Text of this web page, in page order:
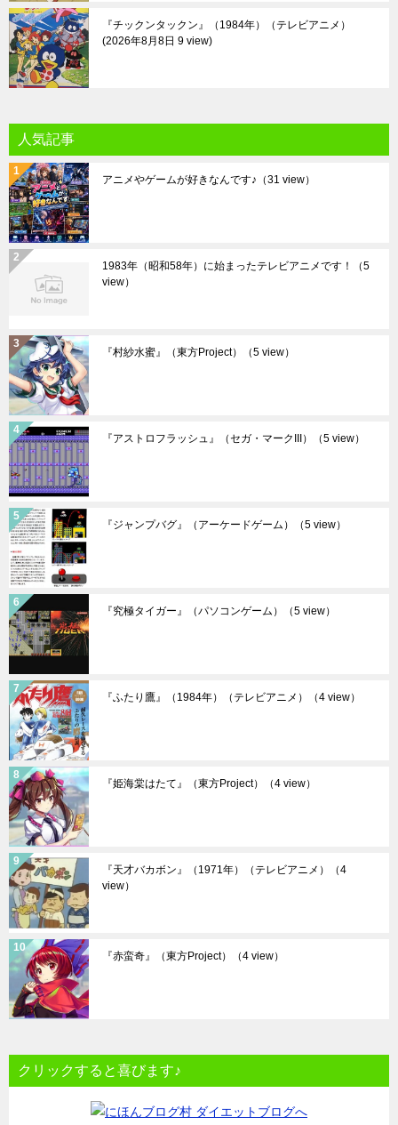
『チックンタックン』（1984年）（テレビアニメ）
2026年8月8日 9 view
人気記事
アニメやゲームが好きなんです♪ （31 view）
1983年（昭和58年）に始まったテレビアニメです！
（5
view）
『村紗水蜜』（東方Project） （5 view）
『アストロフラッシュ』（セガ・マークIII） （5 view）
『ジャンプバグ』（アーケードゲーム） （5 view）
『究極タイガー』（パソコンゲーム） （5 view）
『ふたり鷹』（1984年）（テレビアニメ） （4 view）
『姫海棠はたて』（東方Project） （4 view）
『天才バカボン』（1971年）（テレビアニメ）
（4
view）
『赤蛮奇』（東方Project） （4 view）
クリックすると喜びます♪